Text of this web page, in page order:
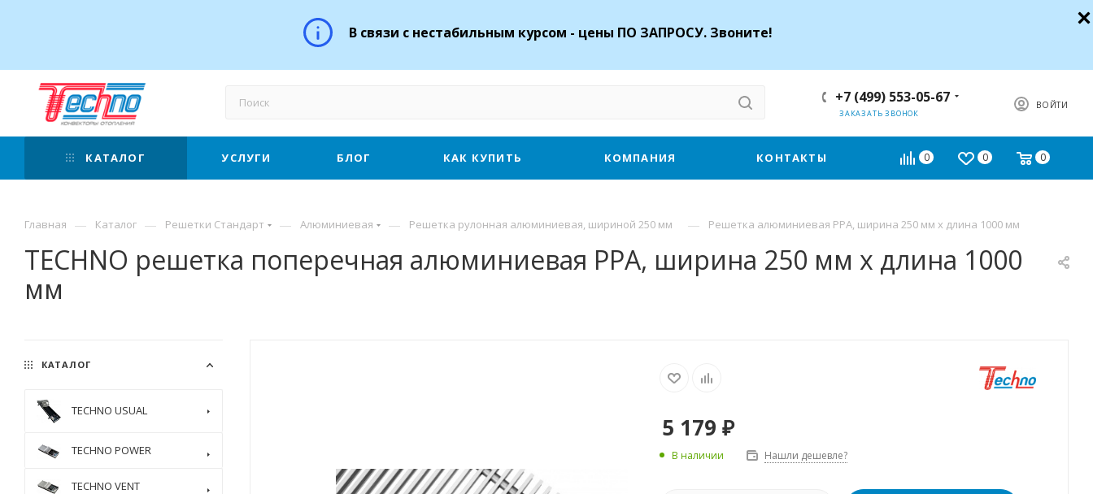
В связи с нестабильным курсом - цены ПО ЗАПРОСУ. Звоните!
ВОЙТИ
+7 (499) 553-05-67
ЗАКАЗАТЬ ЗВОНОК
0 0 0
КАТАЛОГ УСЛУГИ БЛОГ КАК КУПИТЬ КОМПАНИЯ КОНТАКТЫ
Главная — Каталог — Решетки Стандарт — Алюминиевая — Решетка рулонная алюминиевая, шириной 250 мм — Решетка алюминиевая РРА, ширина 250 мм х длина 1000 мм
TECHNO решетка поперечная алюминиевая РРА, ширина 250 мм х длина 1000
мм
5 179 ₽
В наличии Нашли дешевле?
КАТАЛОГ
TECHNO USUAL
TECHNO POWER
TECHNO VENT